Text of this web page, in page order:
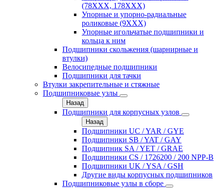
(78XXX, 178ХХХ)
Упорные и упорно-радиальные
роликовые (9ХХХ)
Упорные игольчатые подшипники и
кольца к ним
Подшипники скольжения (шарнирные и
втулки)
Велосипедные подшипники
Подшипники для тачки
Втулки закрепительные и стяжные
Подшипниковые узлы
Назад
Подшипники для корпусных узлов
Назад
Подшипники UC / YAR / GYE
Подшипники SB / YAT / GAY
Подшипник SA / YET / GRAE
Подшипники CS / 1726200 / 200 NPP-B
Подшипники UK / YSA / GSH
Другие виды корпусных подшипников
Подшипниковые узлы в сборе